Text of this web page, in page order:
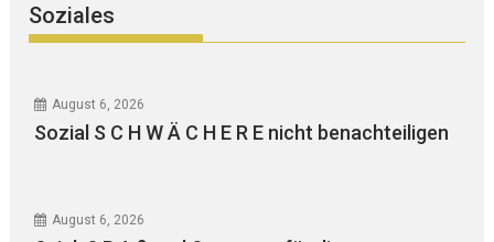
Soziales
August 6, 2026
Sozial S C H W Ä C H E R E nicht benachteiligen
August 6, 2026